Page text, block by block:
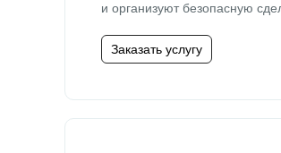
и организуют безопасную
Заказать услугу